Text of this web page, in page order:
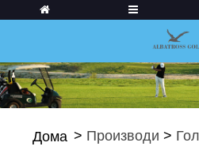
Дома > Производи >